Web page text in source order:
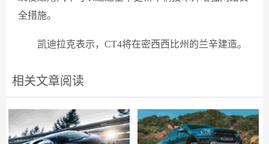
全措施。
凯迪拉克表示，CT4将在密西西比州的兰辛建造。
相关文章阅读